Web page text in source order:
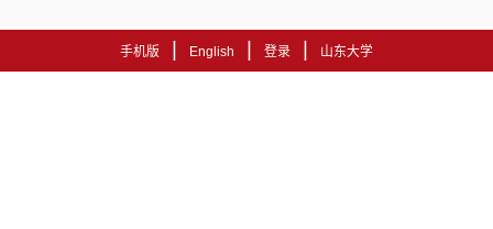
手机版 English 登录 山东大学